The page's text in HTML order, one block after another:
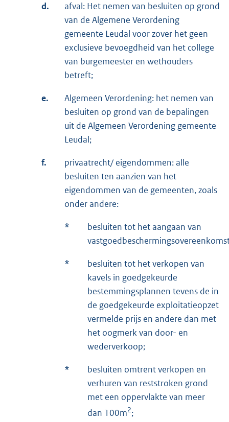
d.
afval: Het nemen van besluiten op grond
van de Algemene Verordening
gemeente Leudal voor zover het geen
exclusieve bevoegdheid van het college
van burgemeester en wethouders
betreft;
e.
Algemeen Verordening: het nemen van
besluiten op grond van de bepalingen
uit de Algemeen Verordening gemeente
Leudal;
f.
privaatrecht/ eigendommen: alle
besluiten ten aanzien van het
eigendommen van de gemeenten, zoals
onder andere:
*
besluiten tot het aangaan van
*
besluiten tot het verkopen van
kavels in goedgekeurde
bestemmingsplannen tevens de in
de goedgekeurde exploitatieopzet
vermelde prijs en andere dan met
het oogmerk van door- en
wederverkoop;
*
besluiten omtrent verkopen en
verhuren van reststroken grond
met een oppervlakte van meer
dan 100m2;